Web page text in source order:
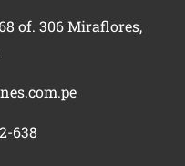
of. 306 Miraflores,
638